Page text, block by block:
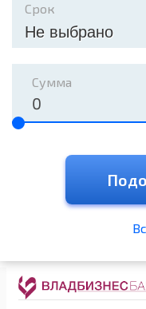
Срок
Не выбрано
Сумма